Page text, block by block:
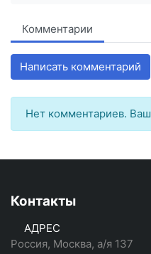
Комментарии
Написать комментарий
Нет комментариев.
Контакты
АДРЕС
Россия, Москва, а/я 137